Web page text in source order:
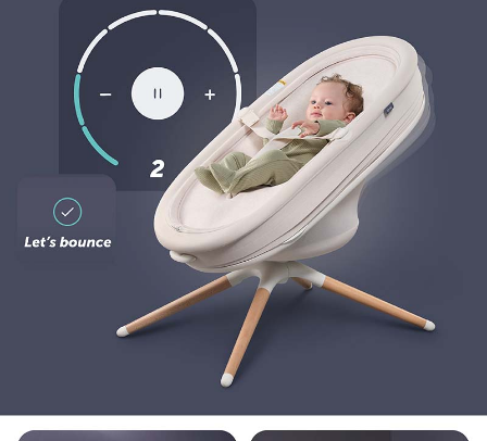
Yhdistetty sovellukseen
- Pysäytä, käynnistä ja hienosäädä keinutusta suoraan
puhelimestasi.
- Tallenna vauvansängyssä vietetty aika automaattisesti.
Elvie Rise tunnistaa, milloin vauva on sängyssä, ja aloittaa
tallennuksen puolestasi.
- Seuraa vauvan nukkumista ja katso, kuinka hänen
unirytminsä muuttuu ajan myötä.
Kannettava muotoilu
- Sisäänrakennetun kantouran ja kokoontaitettavien
jalkojen avulla Elvie Risen voi taittaa, kantaa ja koota
nopeasti uudelleen kotona liikkuessa.
- Täysi lataus riittää neljän tunnin keinutukseen (kahdeksan
keinutuskertaa) vähimmäispainoiselle vauvalle